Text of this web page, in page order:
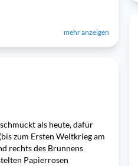
mehr anzeigen
als heute, dafür
zum Ersten Weltkrieg am
rechts des Brunnens
Papierrosen